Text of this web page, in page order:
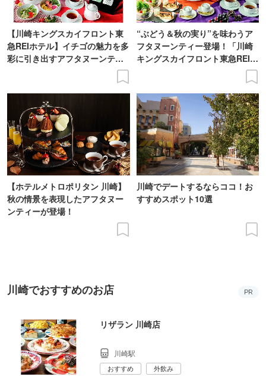
【川崎キングスカイフロント東
急REIホテル】イチゴの魅力を多
彩に引き出すアフタヌーンティ
“ぶどう＆秋の実り”を味わうア
フタヌーンティー登場！「川崎
キングスカイフロント東急REIホ
【ホテルメトロポリタン 川崎】
秋の情景を表現したアフタヌー
ンティーが登場！
川崎でデートするならココ！お
すすめスポット10選
川崎でおすすめのお店 PR
リザラン 川崎店
川崎駅
おすすめ 外飲み